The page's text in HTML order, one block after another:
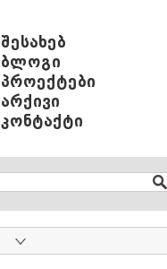
შესახებ
ბლოგი
პროექტები
არქივი
კონტაქტი